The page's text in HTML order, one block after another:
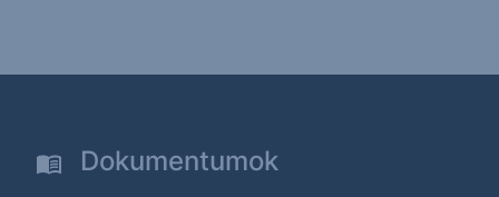
Dokumentumok